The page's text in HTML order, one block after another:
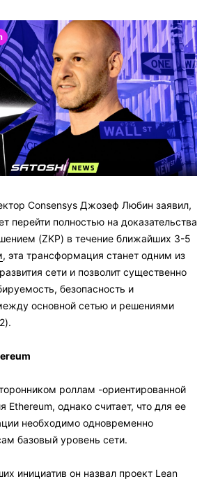
Consensys Джозеф Любин заявил,
перейти полностью на доказательства
(ZKP) в течение ближайших 3-5
, эта трансформация станет одним из
сети и позволит существенно
безопасность и
основной сетью и решениями
роллам -ориентированной
Ethereum, однако считает, что для ее
необходимо одновременно
базовый уровень сети.
инициатив он назвал проект Lean